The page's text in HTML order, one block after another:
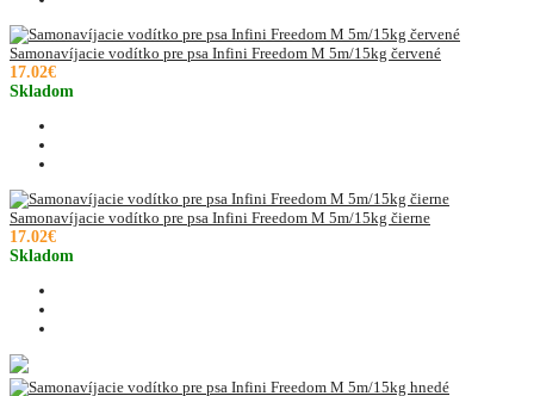
Samonavíjacie vodítko pre psa Infini Freedom M 5m/15kg červené
17.02€
Skladom
Samonavíjacie vodítko pre psa Infini Freedom M 5m/15kg čierne
17.02€
Skladom